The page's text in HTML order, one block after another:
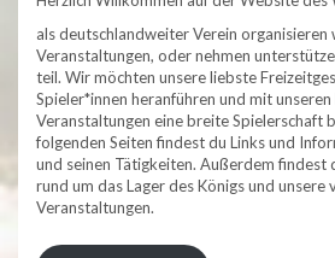
als deutschlandweiter Verein organisieren
Veranstaltungen, oder nehmen
teil. Wir möchten unsere liebste
Spieler*innen heranführen und mit unseren
Veranstaltungen eine breite Spielerschaft
folgenden Seiten findest du Links und
und seinen Tätigkeiten. Außerdem findest
rund um das Lager des Königs und unsere
Veranstaltungen.